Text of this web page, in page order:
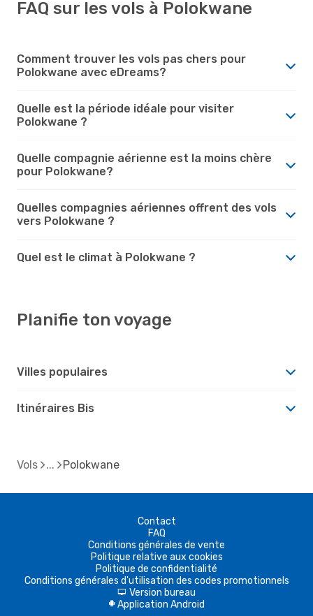
FAQ sur les vols à Polokwane
Comment trouver les vols pas chers pour
Polokwane avec eDreams?
Quelle est la période idéale pour visiter
Polokwane ?
Quelle compagnie aérienne est la moins chère
pour Polokwane?
Quelles compagnies aériennes offrent des vols
vers Polokwane ?
Quel est le climat à Polokwane ?
Planifie ton voyage
Villes populaires
Itinéraires Bis
Vols Polokwane
Contact
FAQ
Conditions générales de vente
Politique relative aux cookies
Politique de confidentialité
Conditions générales d'utilisation des codes promotionnels
d Version bureau
A Application Android